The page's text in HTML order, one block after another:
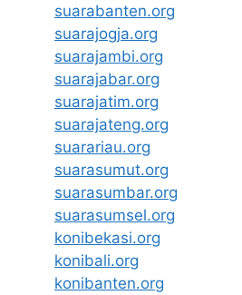
suarabanten.org
suarajogja.org
suarajambi.org
suarajabar.org
suarajatim.org
suarajateng.org
suarariau.org
suarasumut.org
suarasumbar.org
suarasumsel.org
konibekasi.org
konibali.org
konibanten.org